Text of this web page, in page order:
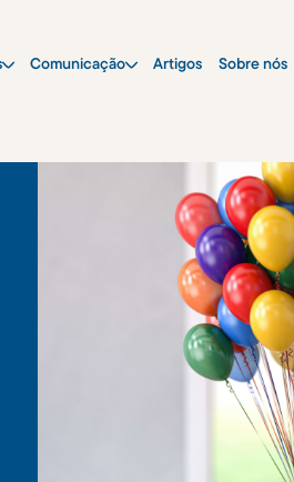
Comunicação Artigos Sobre nós